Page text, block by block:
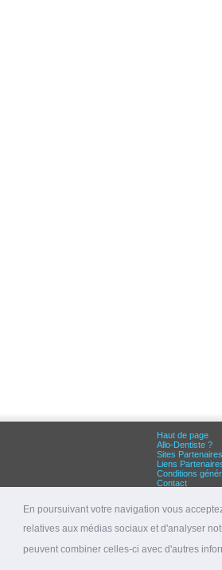
En poursuivant votre navigation vous
relatives aux médias sociaux et d'analyser
peuvent combiner celles-ci avec d'autres
Haut de page
Allo-Dentiste ?
Sites Partenaires
Liens
Conditions
Contact
Dentiste Lyon